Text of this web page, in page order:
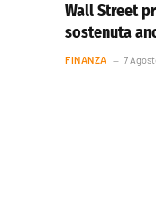
Wall Street
sostenuta
FINANZA 7